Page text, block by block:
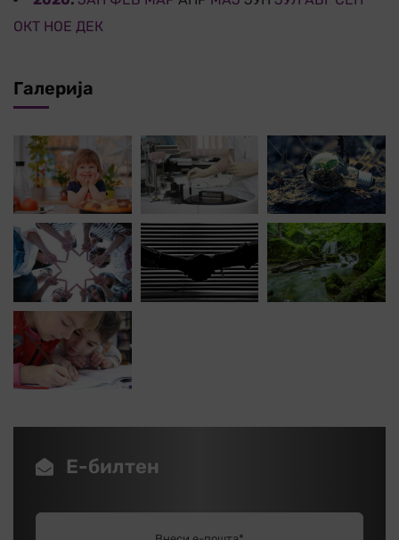
ОКТ НОЕ ДЕК
Галерија
Е-билтен